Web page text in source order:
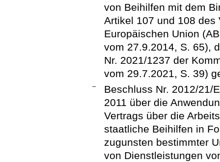
von Beihilfen mit dem
Artikel 107 und 108 des
Europäischen Union
vom 27.9.2014, S. 65),
Nr. 2021/1237 der
vom 29.7.2021, S. 39)
–
Beschluss Nr. 2012/21/
2011 über die
Vertrags über die
staatliche Beihilfen in
zugunsten bestimmter
von Dienstleistungen